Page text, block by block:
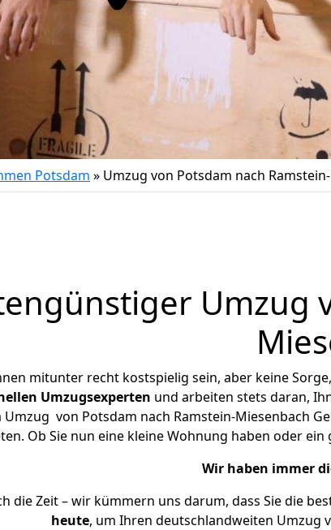
Potsdam » Umzug von Potsdam nach
Umzug
mitunter recht kostspielig sein, aber keine
Umzugsexperten und arbeiten stets daran,
Umzug von Potsdam nach Ramstein-Miesenbach
Ob Sie nun eine kleine Wohnung haben oder
Wir haben immer
die Zeit – wir kümmern uns darum, dass Sie die
heute, um Ihren deutschlandweiten Umzug